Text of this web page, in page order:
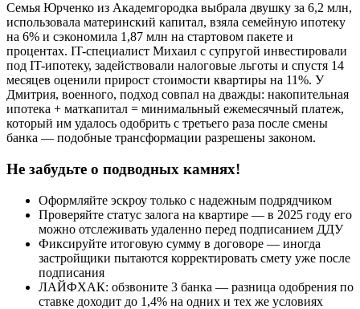
Семья Юрченко из Академгородка выбрала двушку за 6,2 млн,
использовала материнский капитал, взяла семейную ипотеку
на 6% и сэкономила 1,87 млн на стартовом пакете и
процентах. IT-специалист Михаил с супругой инвестировали
под IT-ипотеку, задействовали налоговые льготы и спустя 14
месяцев оценили прирост стоимости квартиры на 11%. У
Дмитрия, военного, подход совпал на дважды: накопительная
ипотека + маткапитал = минимальный ежемесячный платеж,
который им удалось одобрить с третьего раза после смены
банка — подобные трансформации разрешены законом.
Не забудьте о подводных камнях!
Оформляйте эскроу только с надежным подрядчиком
Проверяйте статус залога на квартире — в 2025 году его
можно отслеживать удаленно перед подписанием ДДУ
Фиксируйте итоговую сумму в договоре — иногда
застройщики пытаются корректировать смету уже после
подписания
ЛАЙФХАК: обзвоните 3 банка — разница одобрения по
ставке доходит до 1,4% на одних и тех же условиях